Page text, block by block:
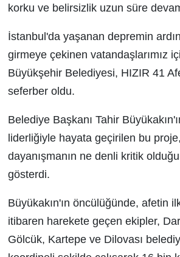
korku ve belirsizlik uzun süre
İstanbul'da yaşanan depremin
girmeye çekinen vatandaşlarımız
Büyükşehir Belediyesi, HIZIR 41
seferber oldu.
Belediye Başkanı Tahir
liderliğiyle hayata geçirilen bu
dayanışmanın ne denli kritik
gösterdi.
Büyükakın'ın öncülüğünde, afetin
itibaren harekete geçen ekipler,
Gölcük, Kartepe ve Dilovası